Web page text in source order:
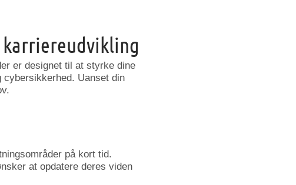
karriereudvikling
er designet til at styrke dine
cybersikkerhed. Uanset din
på kort tid.
at opdatere deres viden